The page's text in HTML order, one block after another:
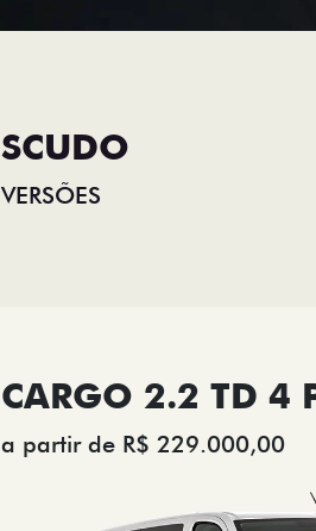
SCUDO
VERSÕES
CARGO 2.2 TD 4
a partir de R$ 229.000,00